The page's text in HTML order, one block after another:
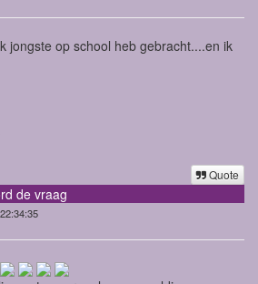
jongste op school heb gebracht....en ik
Quote
de vraag